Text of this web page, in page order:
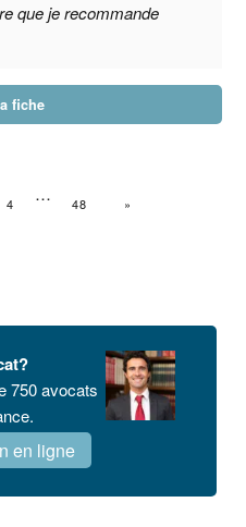
que je recommande
fiche
4 … 48 PAGE SUIVANTE
»
750 avocats
en ligne